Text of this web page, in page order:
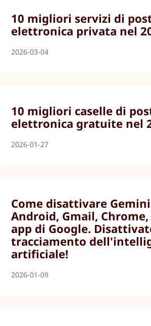
10 migliori servizi di
elettronica privata nel
2026-03-04
10 migliori caselle di
elettronica gratuite nel
2026-01-27
Come disattivare
Android, Gmail,
app di Google.
tracciamento
artificiale!
2026-01-09